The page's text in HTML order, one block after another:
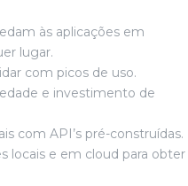
às aplicações em
lugar.
com picos de uso.
e investimento de
com API’s pré-construídas.
locais e em cloud para obter